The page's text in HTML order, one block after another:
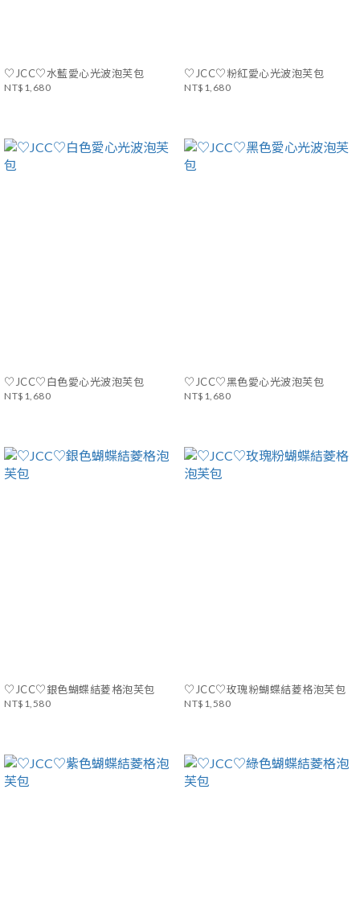
♡JCC♡水藍愛心光波泡芙包
NT$1,680
♡JCC♡粉紅愛心光波泡芙包
NT$1,680
♡JCC♡白色愛心光波泡芙包
NT$1,680
♡JCC♡黑色愛心光波泡芙包
NT$1,680
♡JCC♡銀色蝴蝶結菱格泡芙包
NT$1,580
♡JCC♡玫瑰粉蝴蝶結菱格泡芙包
NT$1,580